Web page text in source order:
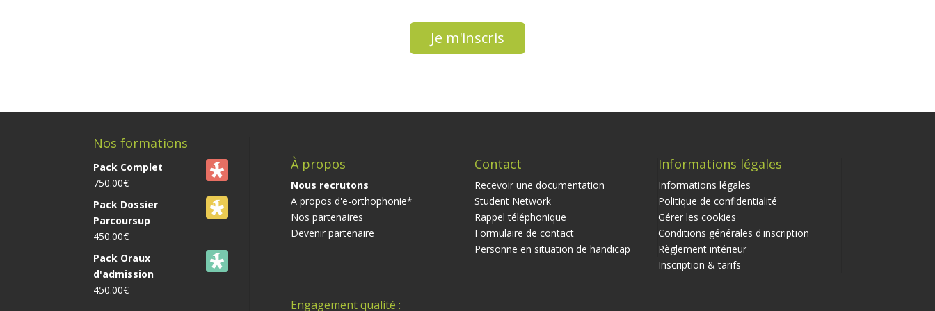
Je m'inscris
Nos formations
Pack Complet
750.00€
Pack Dossier
Parcoursup
450.00€
Pack Oraux
d'admission
450.00€
À propos
Nous recrutons
A propos d'e-orthophonie*
Nos partenaires
Devenir partenaire
Contact
Recevoir une documentation
Student Network
Rappel téléphonique
Formulaire de contact
Personne en situation de handicap
Informations légales
Informations légales
Politique de confidentialité
Gérer les cookies
Conditions générales d'inscription
Règlement intérieur
Inscription & tarifs
Engagement qualité :